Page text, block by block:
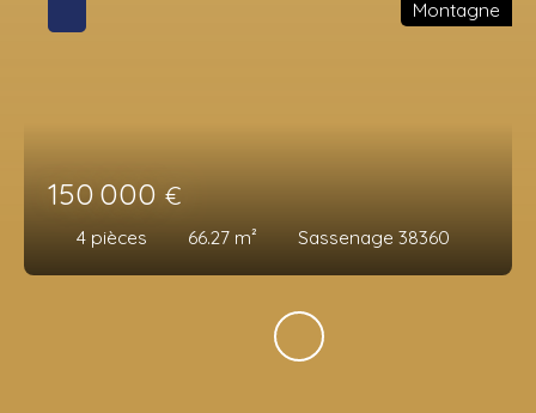
150 000 €
4 pièces 66.27 m² Sassenage 38360
Montagne